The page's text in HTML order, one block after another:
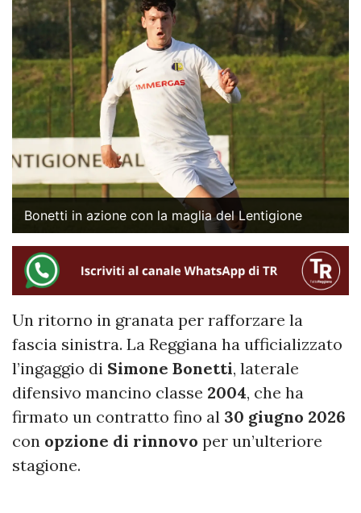
Bonetti in azione con la maglia del Lentigione
Un ritorno in granata per rafforzare la
fascia sinistra. La Reggiana ha ufficializzato
l’ingaggio di Simone Bonetti, laterale
difensivo mancino classe 2004, che ha
firmato un contratto fino al 30 giugno 2026
con opzione di rinnovo per un’ulteriore
stagione.